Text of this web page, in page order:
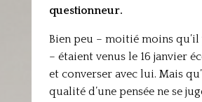
questionneur.
Bien peu – moitié moins qu’il
– étaient venus le 16 janvier
et converser avec lui. Mais
qualité d’une pensée ne se